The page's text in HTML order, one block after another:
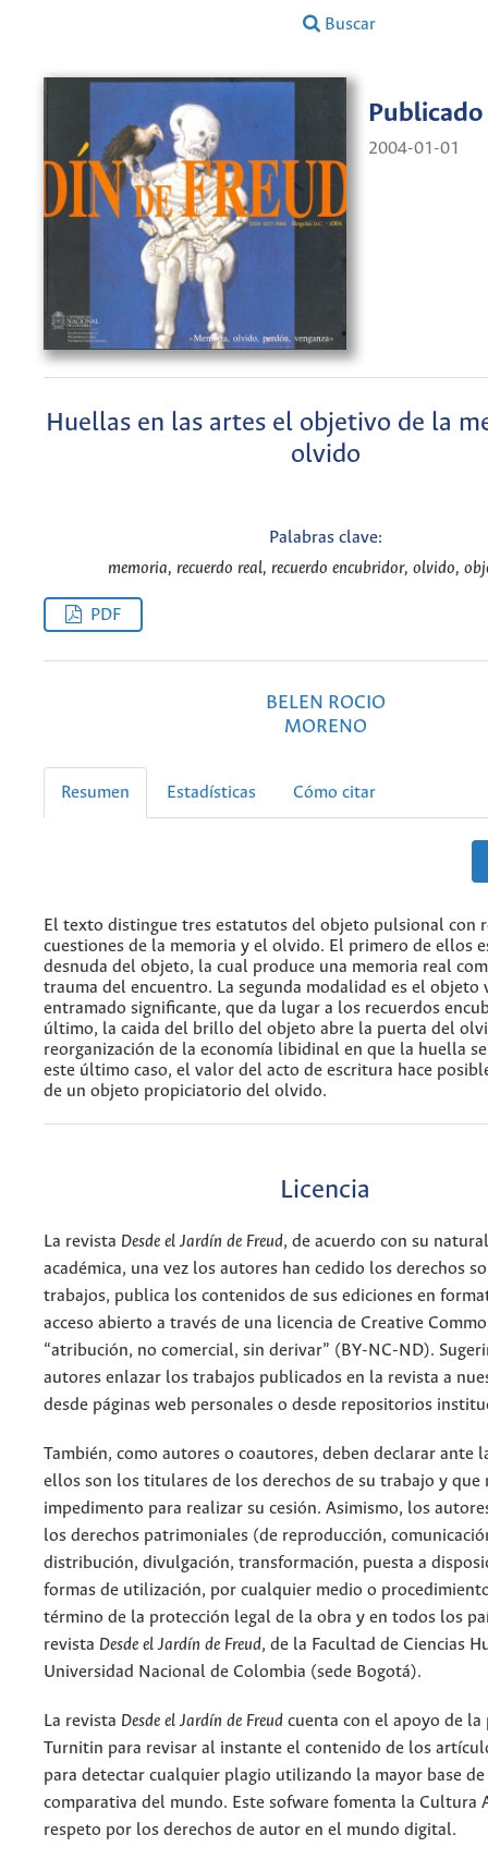
Buscar
Publicado
2004-01-01
Huellas en las artes el objetivo de la
olvido
Palabras clave:
memoria, recuerdo real, recuerdo encubridor, olvido,
PDF
BELEN ROCIO
MORENO
Resumen Estadísticas Cómo citar
El texto distingue tres estatutos del objeto pulsional con
cuestiones de la memoria y el olvido. El primero de ellos
desnuda del objeto, la cual produce una memoria real
trauma del encuentro. La segunda modalidad es el objeto
entramado significante, que da lugar a los recuerdos
último, la caida del brillo del objeto abre la puerta del
reorganización de la economía libidinal en que la huella
este último caso, el valor del acto de escritura hace
de un objeto propiciatorio del olvido.
Licencia
La revista Desde el Jardín de Freud, de acuerdo con su
académica, una vez los autores han cedido los derechos
trabajos, publica los contenidos de sus ediciones en
acceso abierto a través de una licencia de Creative
“atribución, no comercial, sin derivar” (BY-NC-ND).
autores enlazar los trabajos publicados en la revista a
desde páginas web personales o desde repositorios
También, como autores o coautores, deben declarar ante
ellos son los titulares de los derechos de su trabajo y que
impedimento para realizar su cesión. Asimismo, los
los derechos patrimoniales (de reproducción,
distribución, divulgación, transformación, puesta a
formas de utilización, por cualquier medio o
término de la protección legal de la obra y en todos los
revista Desde el Jardín de Freud, de la Facultad de Ciencias
Universidad Nacional de Colombia (sede Bogotá).
La revista Desde el Jardín de Freud cuenta con el apoyo de
Turnitin para revisar al instante el contenido de los
para detectar cualquier plagio utilizando la mayor base
comparativa del mundo. Este sofware fomenta la Cultura
respeto por los derechos de autor en el mundo digital.